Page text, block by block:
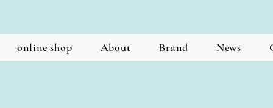
online shop About Brand News